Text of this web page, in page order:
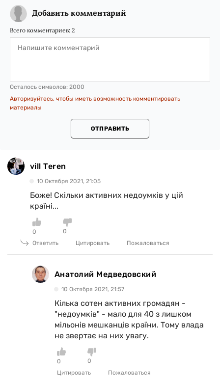
Добавить комментарий
Всего комментариев: 2
Осталось символов: 2000
Авторизуйтесь, чтобы иметь возможность комментировать
материалы
ОТПРАВИТЬ
vill Teren
10 Октября 2021, 21:05
Боже! Скільки активних недоумків у цій
країні...
0
0
Ответить
Цитировать Пожаловаться
Анатолий Медведовский
10 Октября 2021, 21:57
Кілька сотен активних громадян -
"недоумків" - мало для 40 з лишком
мільонів мешканців країни. Тому влада
не звертає на них увагу.
0
0
Цитировать
Пожаловаться